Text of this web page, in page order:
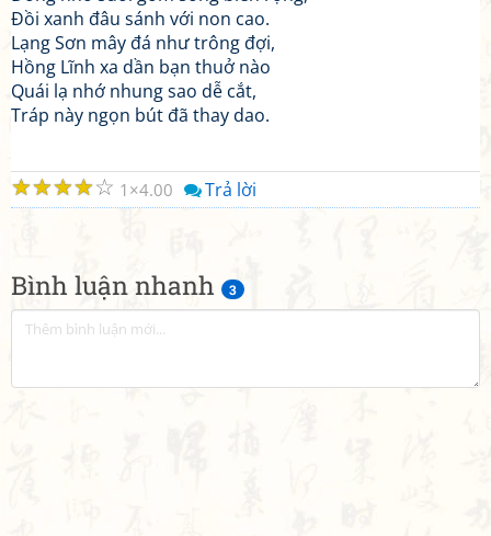
Bình luận nhanh 3
Đồi xanh đâu sánh với non cao.
Lạng Sơn mây đá như trông đợi,
Hồng Lĩnh xa dần bạn thuở nào
Quái lạ nhớ nhung sao dễ cắt,
Tráp này ngọn bút đã thay dao.
☆
☆
☆
☆
☆ 1 4.00 Trả lời